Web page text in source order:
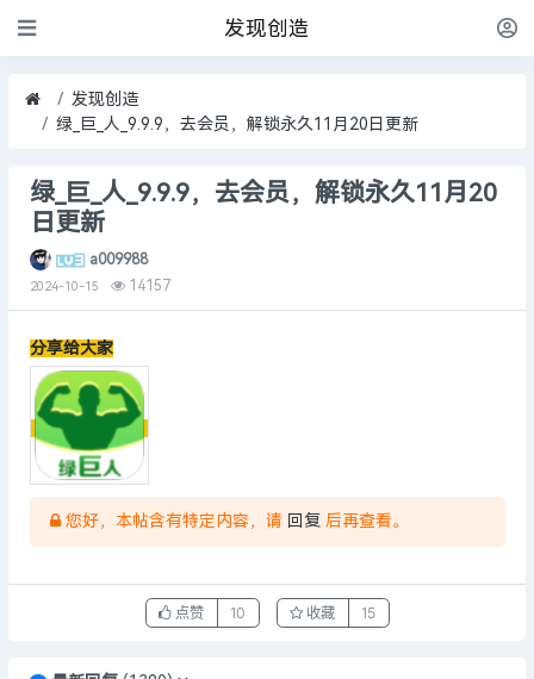
发现创造
发现创造
绿_巨_人_9.9.9，去会员，解锁永久11月20日更新
绿_巨_人_9.9.9，去会员，解锁永久11月20
日更新
a009988
2024-10-15 14157
分享给大家
您好，本帖含有特定内容，请 回复 后再查看。
点赞 10 收藏 15